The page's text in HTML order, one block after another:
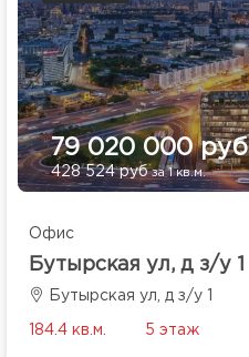
79 020 000 руб
428 524 рубза 1 кв.м.
Офис
Бутырская ул, д з/у 1
Бутырская ул, д з/у 1
184.4 кв.м. 5 этаж